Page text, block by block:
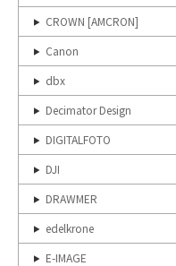
CROWN [AMCRON]
Canon
dbx
Decimator Design
DIGITALFOTO
DJI
DRAWMER
edelkrone
E-IMAGE